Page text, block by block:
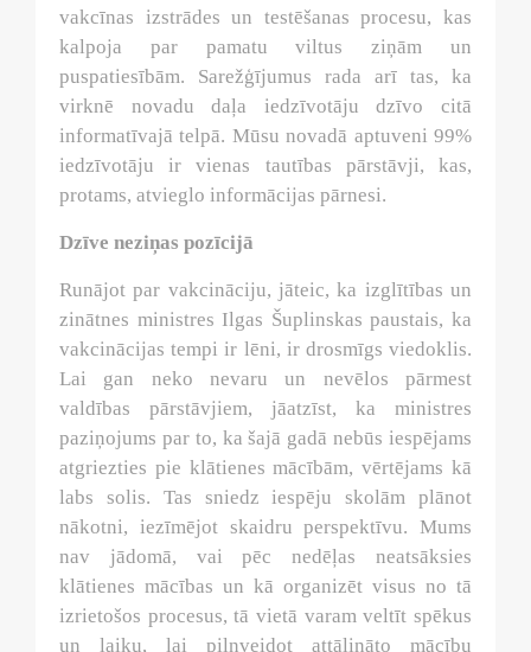
vakcīnas izstrādes un testēšanas procesu, kas
kalpoja par pamatu viltus ziņām un
puspatiesībām. Sarežģījumus rada arī tas, ka
virknē novadu daļa iedzīvotāju dzīvo citā
informatīvajā telpā. Mūsu novadā aptuveni 99%
iedzīvotāju ir vienas tautības pārstāvji, kas,
protams, atvieglo informācijas pārnesi.
Dzīve neziņas pozīcijā
Runājot par vakcināciju, jāteic, ka izglītības un
zinātnes ministres Ilgas Šuplinskas paustais, ka
vakcinācijas tempi ir lēni, ir drosmīgs viedoklis.
Lai gan neko nevaru un nevēlos pārmest
valdības pārstāvjiem, jāatzīst, ka ministres
paziņojums par to, ka šajā gadā nebūs iespējams
atgriezties pie klātienes mācībām, vērtējams kā
labs solis. Tas sniedz iespēju skolām plānot
nākotni, iezīmējot skaidru perspektīvu. Mums
nav jādomā, vai pēc nedēļas neatsāksies
klātienes mācības un kā organizēt visus no tā
izrietošos procesus, tā vietā varam veltīt spēkus
un laiku, lai pilnveidot attālināto mācību